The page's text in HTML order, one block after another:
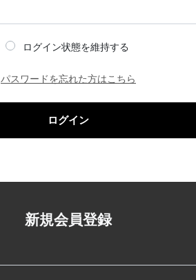
ログイン状態を維持する
パスワードを忘れた方はこちら
ログイン
新規会員登録